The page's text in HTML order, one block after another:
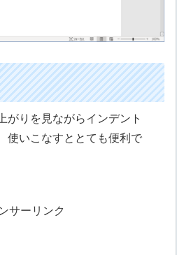
がりを見ながらインデント
使いこなすととても便利で
サーリンク